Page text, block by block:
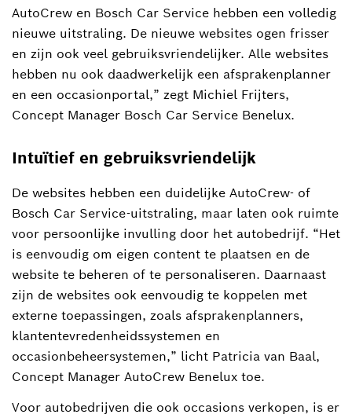
AutoCrew en Bosch Car Service hebben een volledig
nieuwe uitstraling. De nieuwe websites ogen frisser
en zijn ook veel gebruiksvriendelijker. Alle websites
hebben nu ook daadwerkelijk een afsprakenplanner
en een occasionportal,” zegt Michiel Frijters,
Concept Manager Bosch Car Service Benelux.
Intuïtief en gebruiksvriendelijk
De websites hebben een duidelijke AutoCrew- of
Bosch Car Service-uitstraling, maar laten ook ruimte
voor persoonlijke invulling door het autobedrijf. “Het
is eenvoudig om eigen content te plaatsen en de
website te beheren of te personaliseren. Daarnaast
zijn de websites ook eenvoudig te koppelen met
externe toepassingen, zoals afsprakenplanners,
klantentevredenheidssystemen en
occasionbeheersystemen,” licht Patricia van Baal,
Concept Manager AutoCrew Benelux toe.
Voor autobedrijven die ook occasions verkopen, is er